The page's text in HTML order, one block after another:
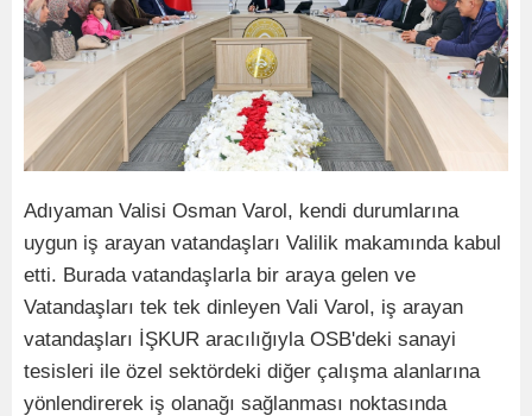
Adıyaman Valisi Osman Varol, kendi durumlarına
uygun iş arayan vatandaşları Valilik makamında kabul
etti. Burada vatandaşlarla bir araya gelen ve
Vatandaşları tek tek dinleyen Vali Varol, iş arayan
vatandaşları İŞKUR aracılığıyla OSB'deki sanayi
tesisleri ile özel sektördeki diğer çalışma alanlarına
yönlendirerek iş olanağı sağlanması noktasında